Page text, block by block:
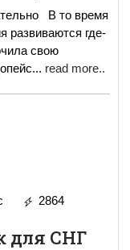
время
развиваются где-
свою
... read more..
2864
для СНГ